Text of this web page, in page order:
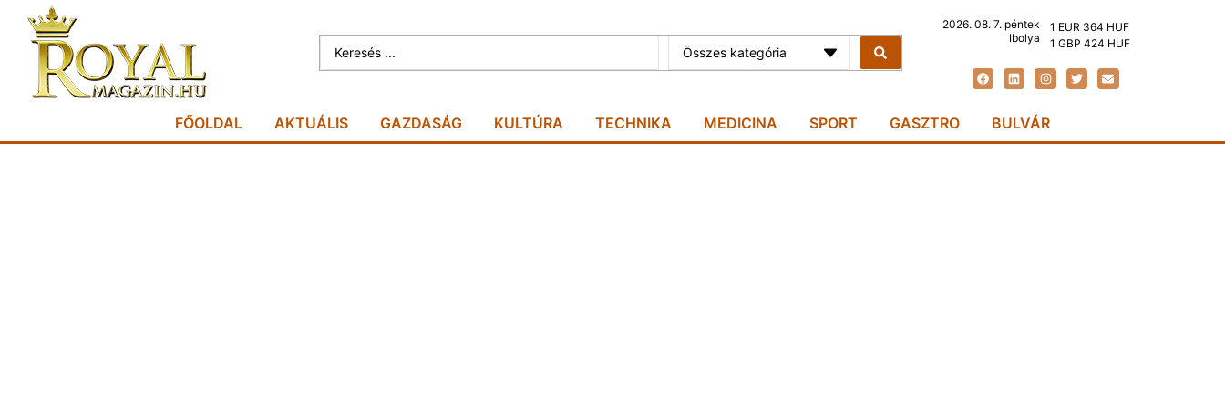
Összes kategória
2026. 08. 7. péntek
Ibolya
1 EUR 364 HUF
1 GBP 424 HUF
FŐOLDAL AKTUÁLIS GAZDASÁG KULTÚRA TECHNIKA MEDICINA SPORT GASZTRO BULVÁR